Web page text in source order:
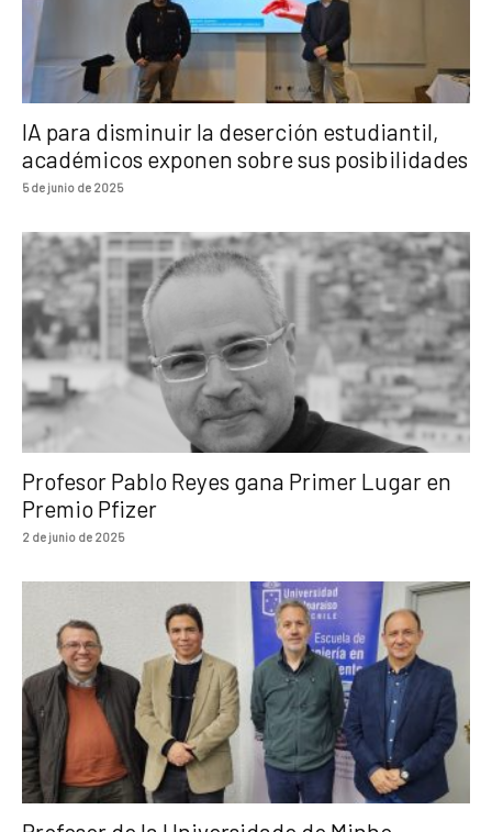
IA para disminuir la deserción estudiantil,
académicos exponen sobre sus posibilidades
5 de junio de 2025
Profesor Pablo Reyes gana Primer Lugar en
Premio Pfizer
2 de junio de 2025